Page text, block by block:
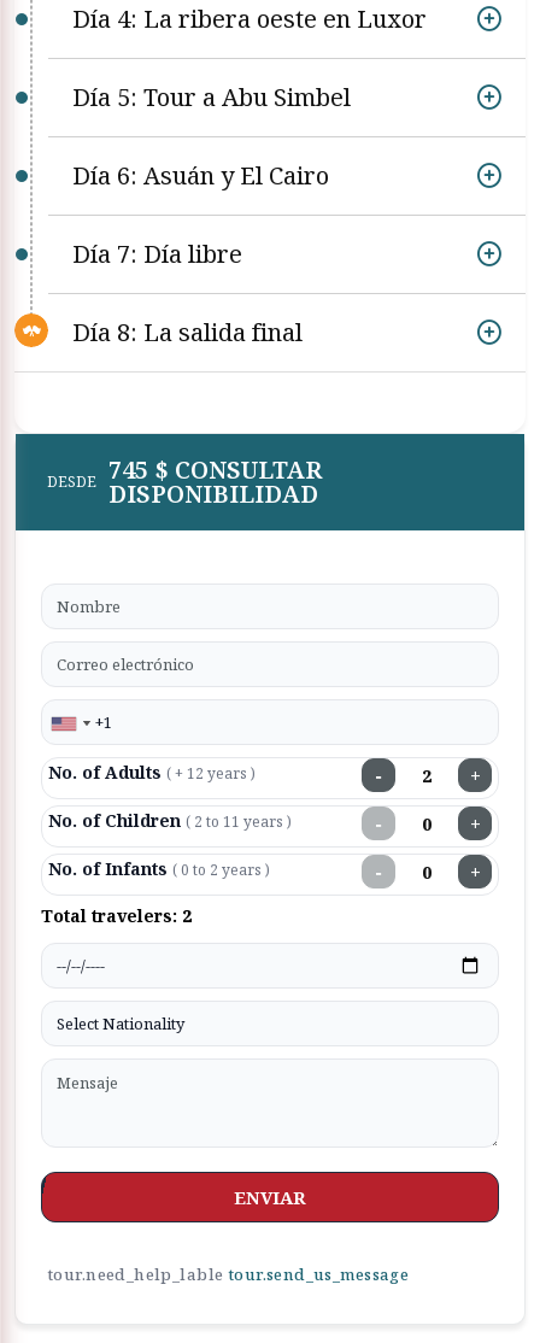
Día 4: La ribera oeste en Luxor
Día 5: Tour a Abu Simbel
Día 6: Asuán y El Cairo
Día 7: Día libre
Día 8: La salida final
DESDE 745 $ CONSULTAR
DISPONIBILIDAD
No. of Adults ( + 12 years ) − +
No. of Children ( 2 to 11 years ) − +
No. of Infants ( 0 to 2 years ) − +
Total travelers: 2
ENVIAR
tour.need_help_lable tour.send_us_message